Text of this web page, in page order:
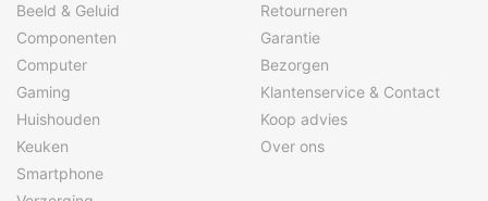
Beeld & Geluid
Componenten
Computer
Gaming
Huishouden
Keuken
Smartphone
Retourneren
Garantie
Bezorgen
Klantenservice & Contact
Koop advies
Over ons